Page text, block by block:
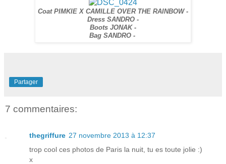
Coat PIMKIE X CAMILLE OVER THE RAINBOW -
Dress SANDRO -
Boots JONAK -
Bag SANDRO -
Partager
7 commentaires:
thegriffure 27 novembre 2013 à 12:37
trop cool ces photos de Paris la nuit, tu es toute jolie :)
x